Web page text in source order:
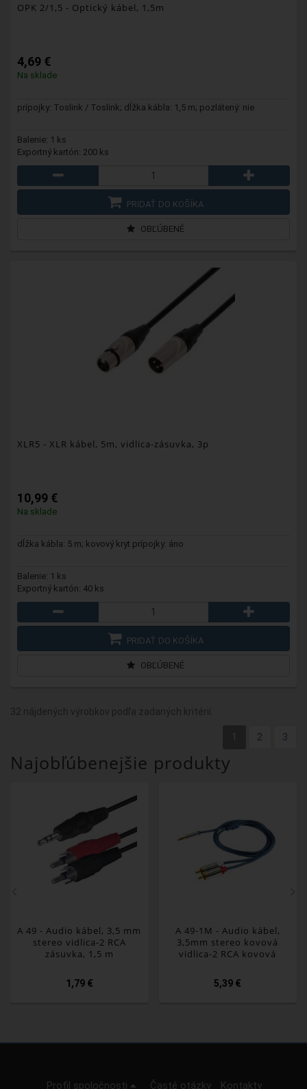
OPK 2/1,5 - Optický kábel, 1,5m
4,69 €
Na sklade
prípojky: Toslink / Toslink; dĺžka kábla: 1,5 m; pozlátený: nie
Balenie: 1 ks
Exportný kartón: 200 ks
PRIDAŤ DO KOŠÍKA
OBĽÚBENÉ
XLR5 - XLR kábel, 5m, vidlica-zásuvka, 3p
10,99 €
Na sklade
dĺžka kábla: 5 m; kovový kryt prípojky: áno
Balenie: 1 ks
Exportný kartón: 40 ks
PRIDAŤ DO KOŠÍKA
OBĽÚBENÉ
32 nájdených výrobkov podľa zadaných kritérií.
2 3
Najobľúbenejšie produkty
A 49 - Audio kábel, 3,5 mm
stereo vidlica-2 RCA
zásuvka, 1,5 m
1,79 €
A 49-1M - Audio kábel,
3,5mm stereo kovová
vidlica-2 RCA kovová
5,39 €
Profil spoločnosti Časté otázky Kontakty